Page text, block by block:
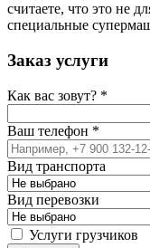
считаете, что это не
специальные
Заказ услуги
Как вас зовут? *
Ваш телефон *
Вид транспорта
Вид перевозки
Услуги грузчиков